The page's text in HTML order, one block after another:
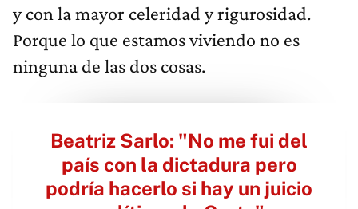
y con la mayor celeridad y rigurosidad.
Porque lo que estamos viviendo no es
ninguna de las dos cosas.
Beatriz Sarlo: "No me fui del
país con la dictadura pero
podría hacerlo si hay un juicio